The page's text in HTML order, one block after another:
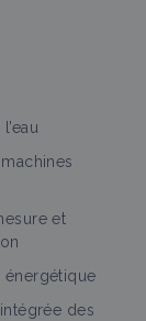
>et
énergétique
des